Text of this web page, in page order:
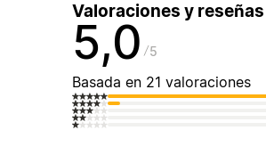
Valoraciones y reseñas
5,0 5
Basada en 21 valoraciones